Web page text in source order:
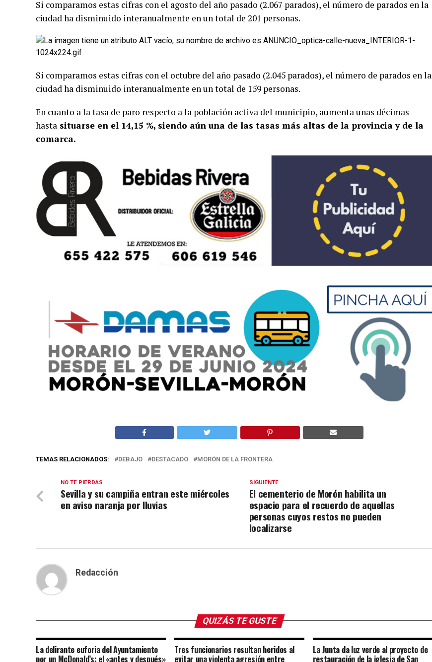
Si comparamos estas cifras con el agosto del año pasado (2.067 parados), el número de parados en la
ciudad ha disminuido interanualmente en un total de 201 personas.
Si comparamos estas cifras con el octubre del año pasado (2.045 parados), el número de parados en la
ciudad ha disminuido interanualmente en un total de 159 personas.
En cuanto a la tasa de paro respecto a la población activa del municipio, aumenta unas décimas
hasta situarse en el 14,15 %, siendo aún una de las tasas más altas de la provincia y de la
comarca.
TEMAS RELACIONADOS: DEBAJO DESTACADO MORÓN DE LA FRONTERA
SIGUIENTE
El cementerio de Morón habilita un
espacio para el recuerdo de aquellas
personas cuyos restos no pueden
localizarse
NO TE PIERDAS
Sevilla y su campiña entran este miércoles
en aviso naranja por lluvias
Redacción
QUIZÁS TE GUSTE
La delirante euforia del Ayuntamiento
por un McDonald’s: el «antes y después»
Tres funcionarios resultan heridos al
evitar una violenta agresión entre
La Junta da luz verde al proyecto de
restauración de la iglesia de San